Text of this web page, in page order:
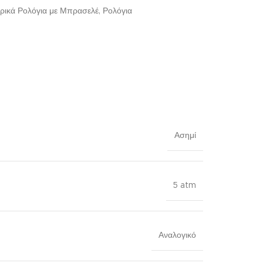
Ρολόγια με Μπρασελέ, Ρολόγια
Ασημί
5 atm
Αναλογικό